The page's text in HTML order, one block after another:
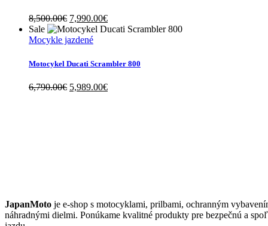
8,500.00€ Original
price
was:
7,990.00€Current
price
Sale
Mocykle jazdené
Motocykel Ducati Scrambler 800
6,790.00€ Original
5,989.00€Current
JapanMoto je e-shop s motocyklami, prilbami, ochranným
náhradnými dielmi. Ponúkame kvalitné produkty pre bezpečnú a